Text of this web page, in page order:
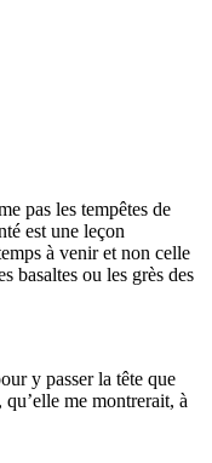
pas les tempêtes de
est une leçon
à venir et non celle
basaltes ou les grès des
y passer la tête que
me montrerait, à